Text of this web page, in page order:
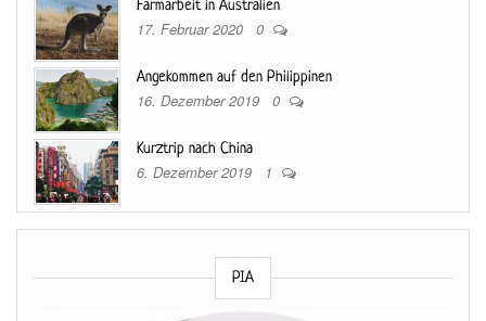
Farmarbeit in Australien
17. Februar 2020 0
Angekommen auf den Philippinen
16. Dezember 2019 0
Kurztrip nach China
6. Dezember 2019 1
PIA